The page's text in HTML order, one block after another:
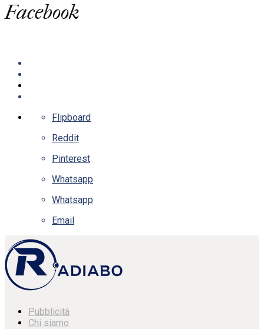
Facebook
Flipboard
Reddit
Pinterest
Whatsapp
Whatsapp
Email
Pubblicità
Chi siamo